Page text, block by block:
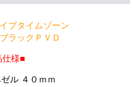
ブタイムゾーン
ラックＰＶＤ
仕様■
ル ４０ｍｍ